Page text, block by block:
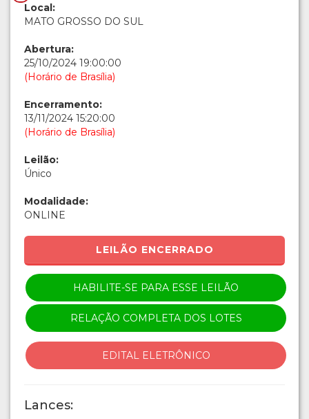
Local:
MATO GROSSO DO SUL
Abertura:
25/10/2024 19:00:00
(Horário de Brasília)
Encerramento:
13/11/2024 15:20:00
(Horário de Brasília)
Leilão:
Único
Modalidade:
ONLINE
LEILÃO ENCERRADO
HABILITE-SE PARA ESSE LEILÃO
RELAÇÃO COMPLETA DOS LOTES
EDITAL ELETRÔNICO
Lances: